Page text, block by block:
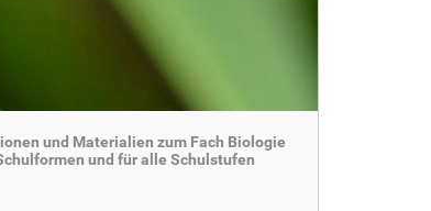
und Materialien zum Fach Biologie
und für alle Schulstufen